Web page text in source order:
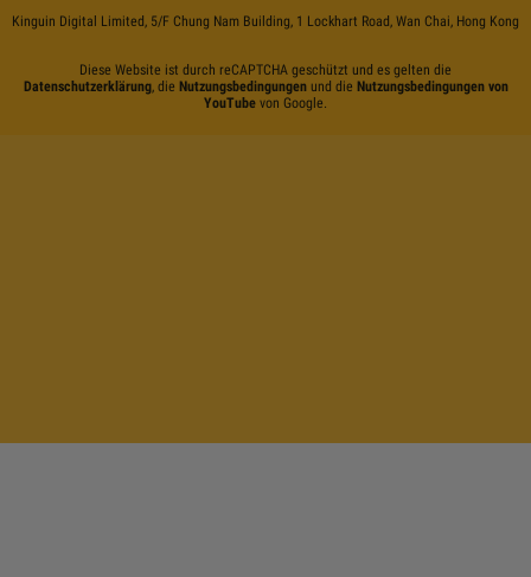
Kinguin Digital Limited, 5/F Chung Nam Building, 1 Lockhart Road, Wan Chai, Hong Kong
Diese Website ist durch reCAPTCHA geschützt und es gelten die
Datenschutzerklärung, die Nutzungsbedingungenund die Nutzungsbedingungen von
YouTube von Google.